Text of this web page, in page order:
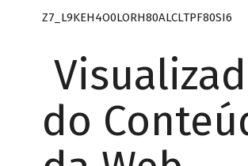
Z7_L9KEH4O0LORH80ALCLTPF80SI6
do